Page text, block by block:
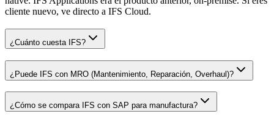
cliente nuevo, ve directo a IFS Cloud.
¿Cuánto cuesta IFS?
¿Puede IFS con MRO (Mantenimiento, Reparación, Overhaul)?
¿Cómo se compara IFS con SAP para manufactura?